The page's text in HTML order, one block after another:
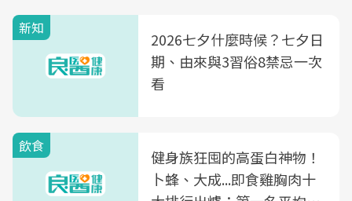
新知
2026七夕什麼時候？七夕日
期、由來與3習俗8禁忌一次
看
飲食
健身族狂囤的高蛋白神物！
卜蜂、大成...即食雞胸肉十